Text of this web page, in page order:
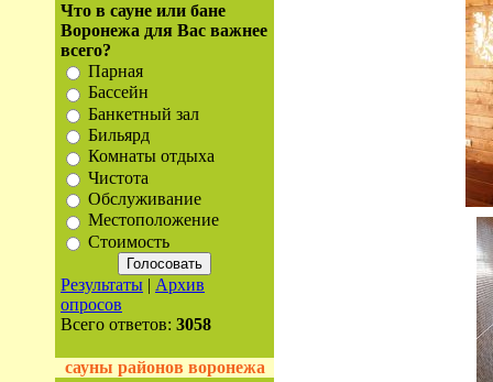
Что в сауне или бане
Воронежа для Вас важнее
всего?
Парная
Бассейн
Банкетный зал
Бильярд
Комнаты отдыха
Чистота
Обслуживание
Местоположение
Стоимость
Результаты | Архив
опросов
Всего ответов: 3058
сауны районов воронежа